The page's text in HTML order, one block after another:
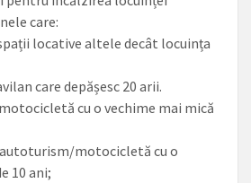
care:
locative altele decât locuința
care depășesc 20 arii.
cu o vechime mai mică
autoturism/motocicletă cu o
10 ani;